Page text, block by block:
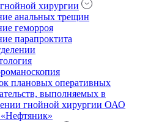
хирургии
анальных трещин
геморроя
парапроктита
плановых оперативных
выполняемых в
гнойной хирургии ОАО